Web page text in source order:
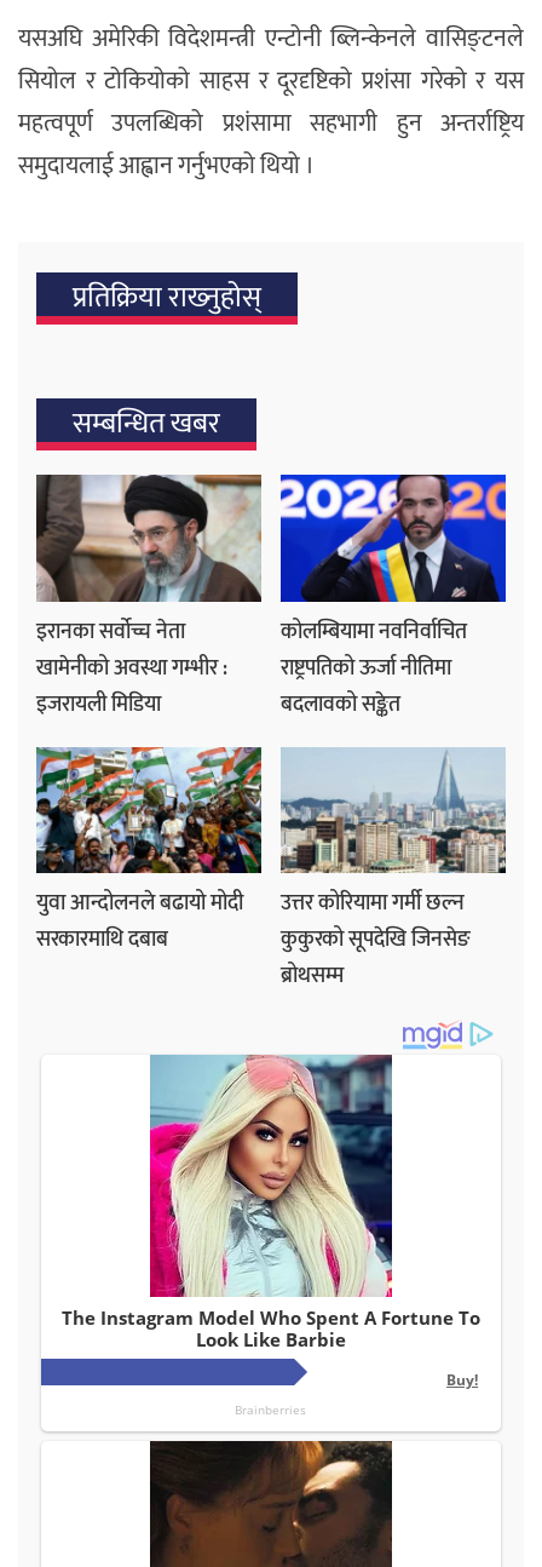
यसअघि अमेरिकी विदेशमन्त्री एन्टोनी ब्लिन्केनले वासिङ्टनले
सियोल र टोकियोको साहस र दूरदृष्टिको प्रशंसा गरेको र यस
महत्वपूर्ण उपलब्धिको प्रशंसामा सहभागी हुन अन्तर्राष्ट्रिय
समुदायलाई आह्वान गर्नुभएको थियो ।
प्रतिक्रिया राख्‍नुहोस्
सम्बन्धित खबर
इरानका सर्वोच्च नेता
खामेनीको अवस्था गम्भीर :
इजरायली मिडिया
कोलम्बियामा नवनिर्वाचित
राष्ट्रपतिको ऊर्जा नीतिमा
बदलावको सङ्केत
युवा आन्दोलनले बढायो मोदी
सरकारमाथि दबाब
उत्तर कोरियामा गर्मी छल्न
कुकुरको सूपदेखि जिनसेङ
ब्रोथसम्म